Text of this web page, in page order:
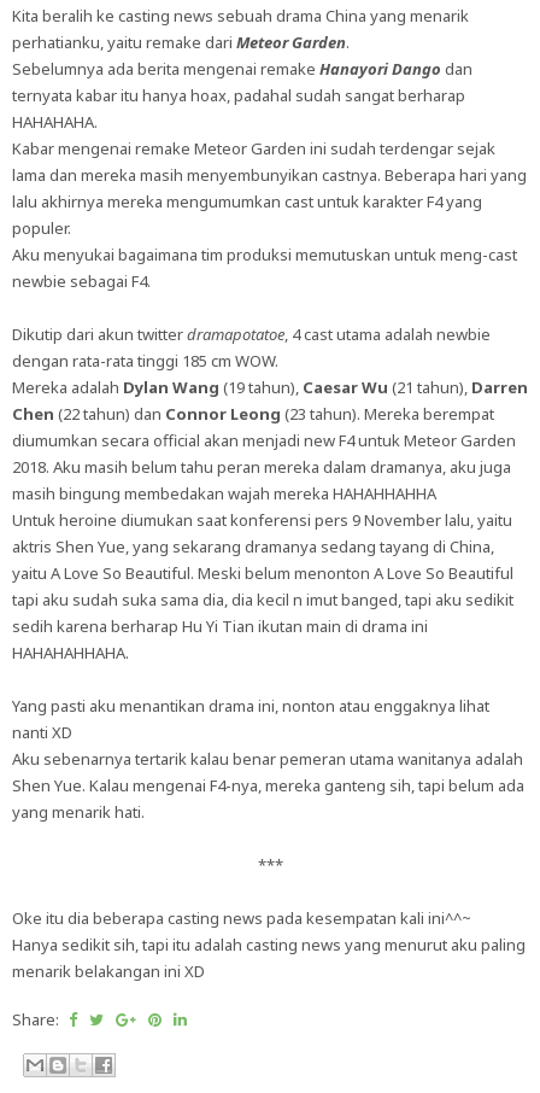
Kita beralih ke casting news sebuah drama China yang menarik
perhatianku, yaitu remake dari Meteor Garden.
Sebelumnya ada berita mengenai remake Hanayori Dango dan
ternyata kabar itu hanya hoax, padahal sudah sangat berharap
HAHAHAHA.
Kabar mengenai remake Meteor Garden ini sudah terdengar sejak
lama dan mereka masih menyembunyikan castnya. Beberapa hari yang
lalu akhirnya mereka mengumumkan cast untuk karakter F4 yang
populer.
Aku menyukai bagaimana tim produksi memutuskan untuk meng-cast
newbie sebagai F4.
Dikutip dari akun twitterdramapotatoe, 4 cast utama adalah newbie
dengan rata-rata tinggi 185 cm WOW.
Mereka adalah Dylan Wang (19 tahun), Caesar Wu (21 tahun), Darren
Chen (22 tahun) dan Connor Leong (23 tahun). Mereka berempat
diumumkan secara official akan menjadi new F4 untuk Meteor Garden
2018. Aku masih belum tahu peran mereka dalam dramanya, aku juga
masih bingung membedakan wajah mereka HAHAHHAHHA
Untuk heroine diumukan saat konferensi pers 9 November lalu, yaitu
aktris Shen Yue, yang sekarang dramanya sedang tayang di China,
yaitu A Love So Beautiful. Meski belum menonton A Love So Beautiful
tapi aku sudah suka sama dia, dia kecil n imut banged, tapi aku sedikit
sedih karena berharap Hu Yi Tian ikutan main di drama ini
HAHAHAHHAHA.
Yang pasti aku menantikan drama ini, nonton atau enggaknya lihat
nanti XD
Aku sebenarnya tertarik kalau benar pemeran utama wanitanya adalah
Shen Yue. Kalau mengenai F4-nya, mereka ganteng sih, tapi belum ada
yang menarik hati.
***
Oke itu dia beberapa casting news pada kesempatan kali ini^^~
Hanya sedikit sih, tapi itu adalah casting news yang menurut aku paling
menarik belakangan ini XD
Share: